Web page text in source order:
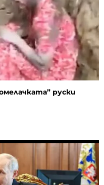
руски